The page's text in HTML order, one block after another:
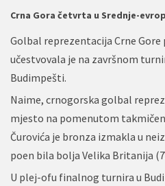
Crna Gora četvrta u Srednje-
Golbal reprezentacija Crne
učestvovala je na završnom
Budimpešti.
Naime, crnogorska golbal
mjesto na pomenutom
Čurovića je bronza izmakla u
poen bila bolja Velika Britanija
U plej-ofu finalnog turnira u